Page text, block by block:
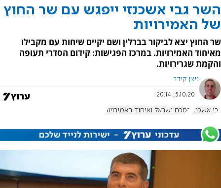
השר גבי אשכנזי ייפגש עם שר החוץ
של האמירויות
שר החוץ יצא לביקור בברלין ושם יקיים שיחות עם מקבילו
מאיחוד האמירויות. במרכז הפגישות: קידום הסדרי תעופה
והקמת שגרירויות.
ניצן קידר
5.10.20, 20:14
גבי אשכנזי הסכם ישראל ואיחוד האמירויות